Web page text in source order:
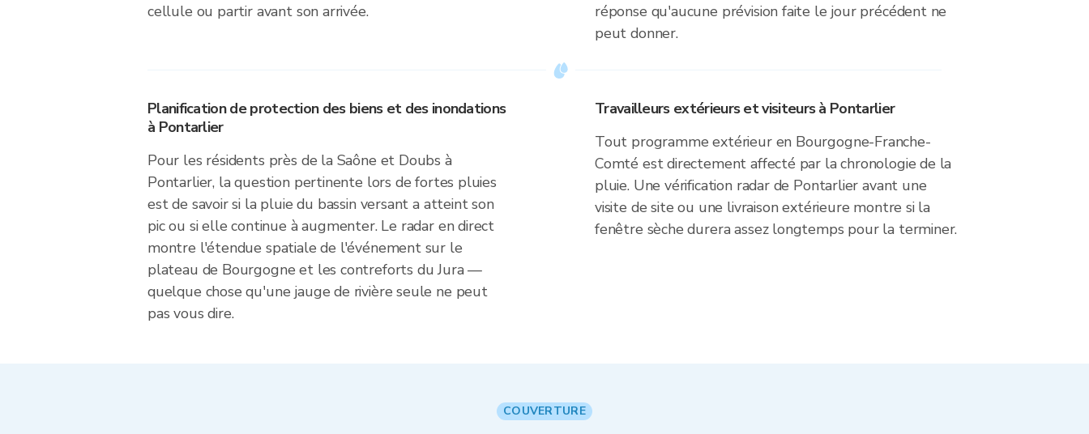
cellule ou partir avant son arrivée.
réponse qu'aucune prévision faite le jour précédent ne
peut donner.
Planification de protection des biens et des inondations
à Pontarlier
Pour les résidents près de la Saône et Doubs à
Pontarlier, la question pertinente lors de fortes pluies
est de savoir si la pluie du bassin versant a atteint son
pic ou si elle continue à augmenter. Le radar en direct
montre l'étendue spatiale de l'événement sur le
plateau de Bourgogne et les contreforts du Jura —
quelque chose qu'une jauge de rivière seule ne peut
pas vous dire.
Travailleurs extérieurs et visiteurs à Pontarlier
Tout programme extérieur en Bourgogne-Franche-
Comté est directement affecté par la chronologie de la
pluie. Une vérification radar de Pontarlier avant une
visite de site ou une livraison extérieure montre si la
fenêtre sèche durera assez longtemps pour la terminer.
COUVERTURE